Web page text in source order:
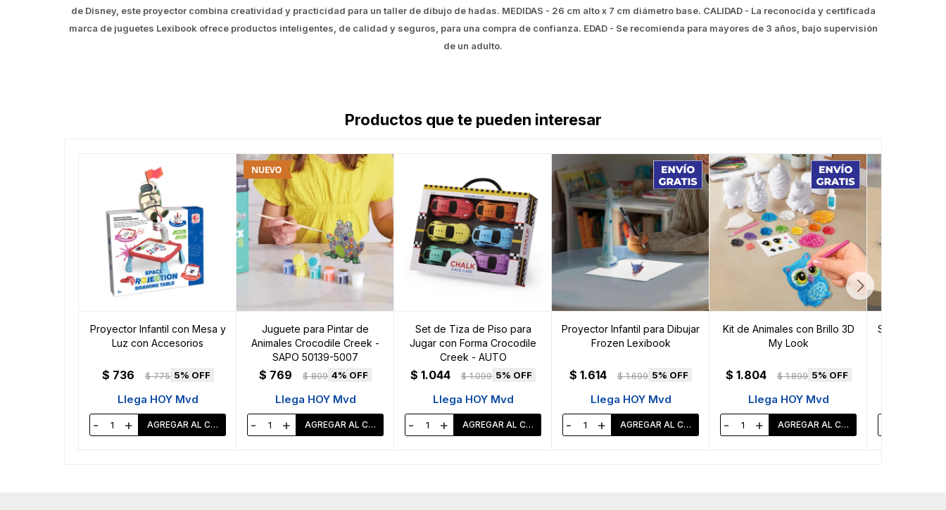
de Disney, este proyector combina creatividad y practicidad para un taller de dibujo de hadas. MEDIDAS - 26 cm alto x 7 cm diámetro base. CALIDAD - La reconocida y certificada
marca de juguetes Lexibook ofrece productos inteligentes, de calidad y seguros, para una compra de confianza. EDAD - Se recomienda para mayores de 3 años, bajo supervisión
de un adulto.
Productos que te pueden interesar
Proyector Infantil con Mesa y
Luz con Accesorios
$ 736 $ 775 5
Llega HOY Mvd
- +
Juguete para Pintar de
Animales Crocodile Creek -
SAPO 50139-5007
$ 769 $ 809 4
Llega HOY Mvd
- +
Set de Tiza de Piso para
Jugar con Forma Crocodile
Creek - AUTO
$ 1.044 $ 1.099 5
Llega HOY Mvd
- +
Proyector Infantil para Dibujar
Frozen Lexibook
$ 1.614 $ 1.699 5
Llega HOY Mvd
- +
Kit de Animales con Brillo 3D
My Look
$ 1.804 $ 1.899 5
Llega HOY Mvd
- +
Squishy